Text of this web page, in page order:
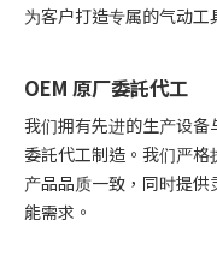
为客户打造专属的气动工
OEM 原厂委託代工
我们拥有先进的生产设备
委託代工制造。我们严
产品品质一致，同时提
能需求。